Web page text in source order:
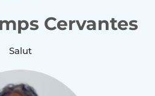
Cervantes
Salut